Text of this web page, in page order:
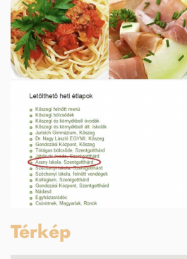
Térkép